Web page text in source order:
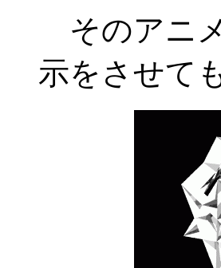
そのアニ
示をさせて